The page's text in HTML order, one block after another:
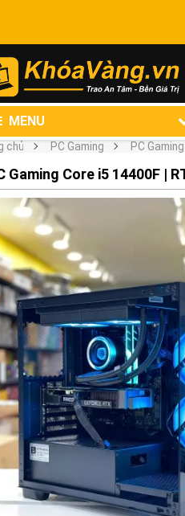
MENU
chủ
PC Gaming PC
Gaming Core i5 14400F |